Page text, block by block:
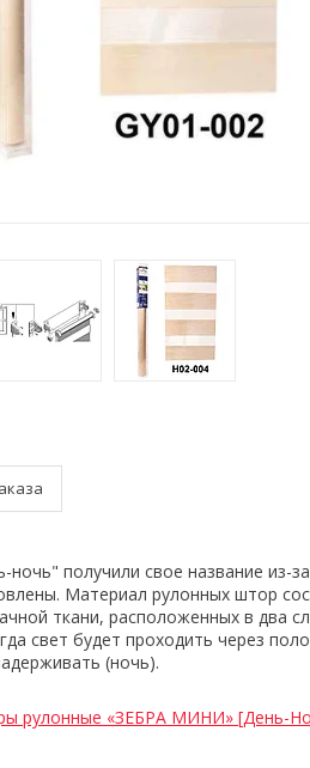
получили свое название из-
Материал рулонных штор
ткани, расположенных в два
свет будет проходить через
(ночь).
рулонные «ЗЕБРА МИНИ» [День-